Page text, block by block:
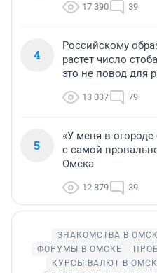
17 390 39
4
Российскому
растет число
это не повод для
13 037 79
5
«У меня в огороде
с самой
Омска
12 879 39
ЗНАКОМСТВА В
ФОРУМЫ В ОМСКЕ
КУРСЫ ВАЛЮТ В